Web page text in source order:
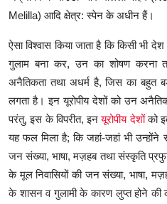
Melilla) आदि क्षेत्र: स्पेन के अधीन हैं।
ऐसा विश्वास किया जाता है कि किसी भी
गुलाम बना कर, उन का शोषण करना
अनैतिकता तथा अधर्म है, जिस का बहुत
लगता है। इन यूरोपीय देशों को उन
परंतु, इस के विपरीत, इनयूरोपीय देशोंको
यह फल मिला है; कि जहां-जहां भी उन्होंने
जन संख्या, भाषा, मज़हब तथा संस्कृति
के मूल निवासियों की जन संख्या, भाषा,
के शासन व गुलामी के कारण लुप्त होने की